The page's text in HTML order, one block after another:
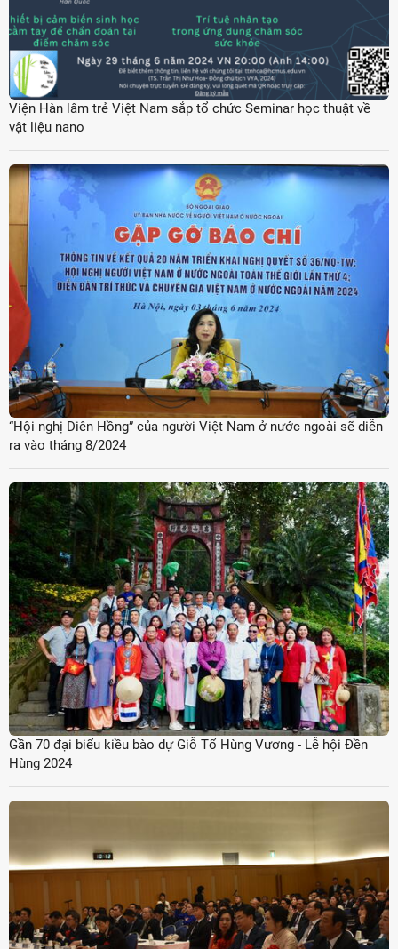
Viện Hàn lâm trẻ Việt Nam sắp tổ chức Seminar học thuật về
vật liệu nano
“Hội nghị Diên Hồng” của người Việt Nam ở nước ngoài sẽ diễn
ra vào tháng 8/2024
Gần 70 đại biểu kiều bào dự Giỗ Tổ Hùng Vương - Lễ hội Đền
Hùng 2024